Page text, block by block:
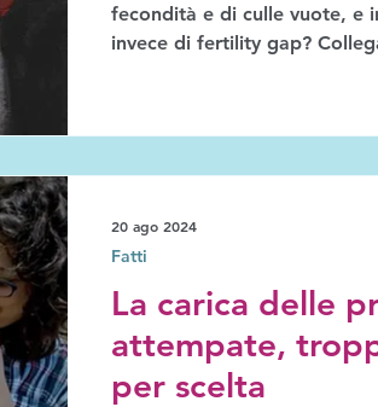
fecondità e di culle vuote, e
invece di fertility gap? Collegare i bassi tassi di natalità
La carica delle
attempate,
per scelta
Fatti
20 ago 2024